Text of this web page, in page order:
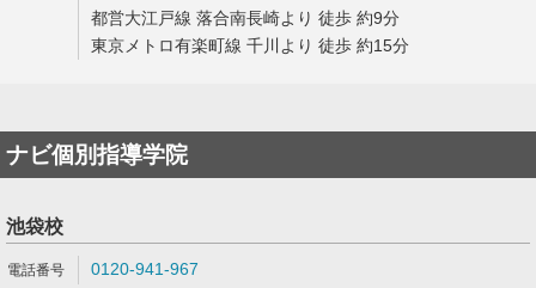
都営大江戸線 落合南長崎より 徒歩 約9分
東京メトロ有楽町線 千川より 徒歩 約15分
ナビ個別指導学院
池袋校
0120-941-967